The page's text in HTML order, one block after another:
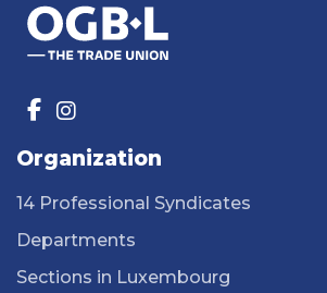
Organization
14 Professional Syndicates
Departments
Sections in Luxembourg